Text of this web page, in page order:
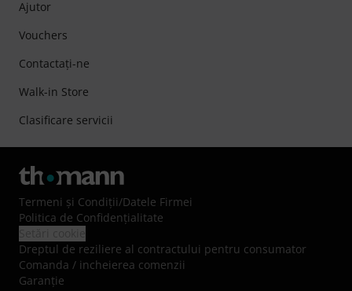
Ajutor
Vouchers
Contactaţi-ne
Walk-in Store
Clasificare servicii
Termeni şi Condiţii/Datele Firmei
Politica de Confidenţialitate
Dreptul de reziliere al contractului pentru consumator
Comanda / incheierea comenzii
Garanție